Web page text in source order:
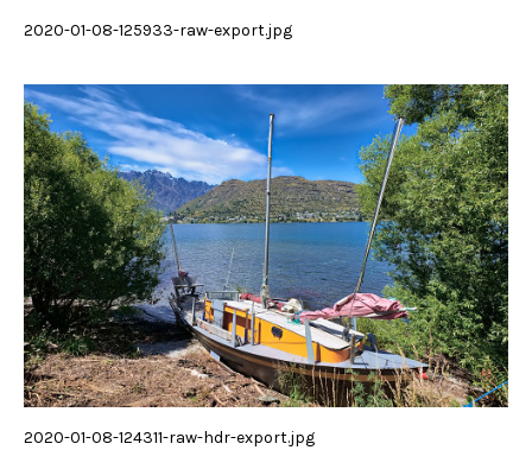
2020-01-08-125933-raw-export.jpg
2020-01-08-124311-raw-hdr-export.jpg